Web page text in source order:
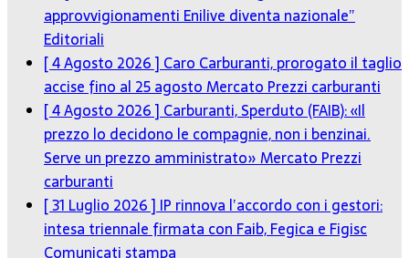
approvvigionamenti Enilive diventa nazionale”
Editoriali
[ 4 Agosto 2026 ] Caro Carburanti, prorogato il taglio
accise fino al 25 agostoMercato Prezzi carburanti
[ 4 Agosto 2026 ] Carburanti, Sperduto (FAIB): «Il
prezzo lo decidono le compagnie, non i benzinai.
Serve un prezzo amministrato»Mercato Prezzi
carburanti
[ 31 Luglio 2026 ] IP rinnova l’accordo con i gestori:
intesa triennale firmata con Faib, Fegica e Figisc
Comunicati stampa